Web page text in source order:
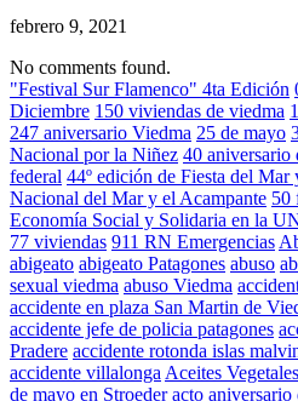
febrero 9, 2021
No comments found.
"Festival Sur Flamenco" 4ta Edición
Diciembre 150 viviendas de viedma
247 aniversario Viedma 25 de mayo
Nacional por la Niñez 40 aniversario
federal 44º edición de Fiesta del Mar
Nacional del Mar y el Acampante 50
Economía Social y Solidaria en la
77 viviendas 911 RN Emergencias
abigeato abigeato Patagones abuso
sexual viedma abuso Viedma
accidente en plaza San Martin de
accidente jefe de policia patagones
Pradere accidente rotonda islas
accidente villalonga Aceites
de mayo en Stroeder acto